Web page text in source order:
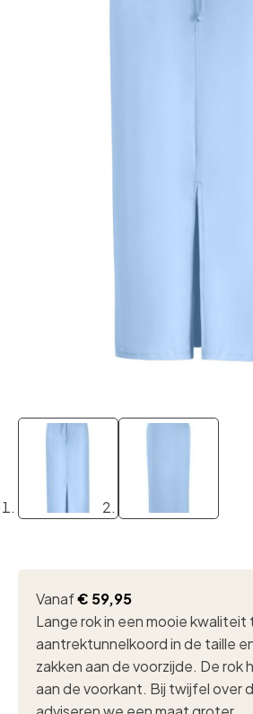
Vanaf€ 59,95
Lange rok in een mooie
aantrektunnelkoord in de taille
zakken aan de voorzijde. De rok
aan de voorkant. Bij twijfel over